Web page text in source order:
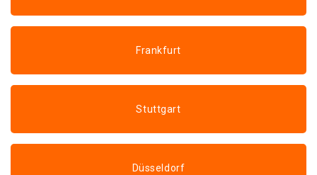
Frankfurt
Stuttgart
Düsseldorf